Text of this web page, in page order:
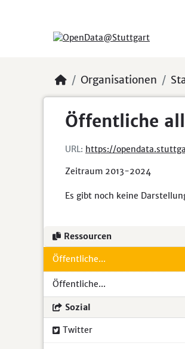
Organisationen
Öffentliche
URL: https://opendata.stuttgart.de/
Zeitraum 2013-2024
Es gibt noch keine
Ressourcen
Öffentliche...
Öffentliche...
Sozial
Twitter